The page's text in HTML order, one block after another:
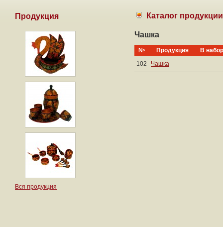
Продукция
Вся продукция
Каталог продукции
Чашка
№ Продукция
В
102
Чашка